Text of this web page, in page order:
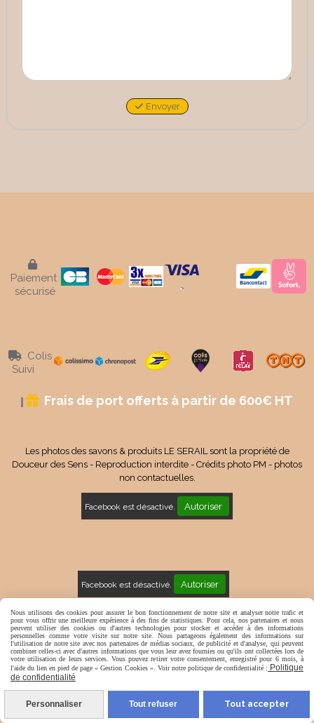
Envoyer

Paiement
sécurisé

Colis
Suivi
 Frais de port offerts à partir de 600€ HT
Les photos des savons & produits LE SERAIL sont la propriété de
Douceur des Sens - Reproduction interdite - Crédits photo PM - photos
non contactuelles.
Facebook est désactivé. Autoriser
Facebook est désactivé. Autoriser
Mentions Légales Conditions générales de vente
Politique de confidentialité Gestion cookies Mon Compte
Nous utilisons des cookies pour assurer le bon fonctionnement de notre site et analyser notre trafic et
pour vous offrir une meilleure expérience à des fins de statistiques. Pour cela, nos partenaires et nous
peuvent utiliser des cookies ou d'autres technologies pour stocker et accéder à des informations
personnelles comme votre visite sur notre site. Nous partageons également des informations sur
l'utilisation de notre site avec nos partenaires de médias sociaux, de publicité et d'analyse, qui peuvent
combiner celles-ci avec d'autres informations que vous leur avez fournies ou qu'ils ont collectées lors de
votre utilisation de leurs services. Vous pouvez retirer votre consentement, enregistré pour 6 mois, à
l'aide du lien en pied de page « Gestion Cookies ». Voir notre politique de confidentialité : Politique
de confidentialité
Personnaliser Tout refuser Tout accepter